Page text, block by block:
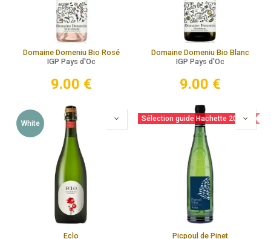
Domaine Domeniu Bio Rosé
IGP Pays d'Oc
9.00 €
Domaine Domeniu Bio Blanc
IGP Pays d'Oc
9.00 €
White
Eclo
Sélection guide Hachette 2025
Picpoul de Pinet